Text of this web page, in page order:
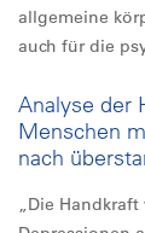
allgemeine
auch für die
Analyse der
Menschen
nach
„Die